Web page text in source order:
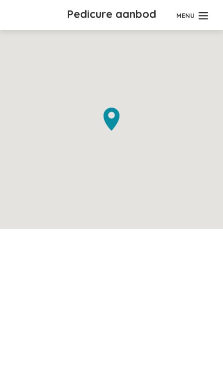
Pedicure aanbod MENU